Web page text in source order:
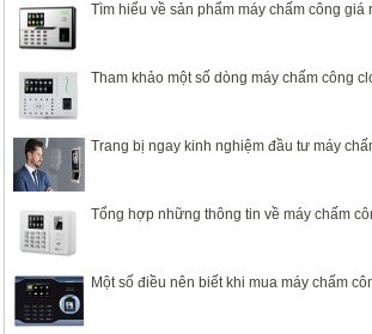
Tìm hiểu về sản phẩm máy chấm công giá
Tham khảo một số dòng máy chấm công
Trang bị ngay kinh nghiệm đầu tư máy
Tổng hợp những thông tin về máy chấm
Một số điều nên biết khi mua máy chấm